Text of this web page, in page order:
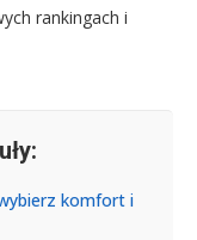
rankingach i
komfort i